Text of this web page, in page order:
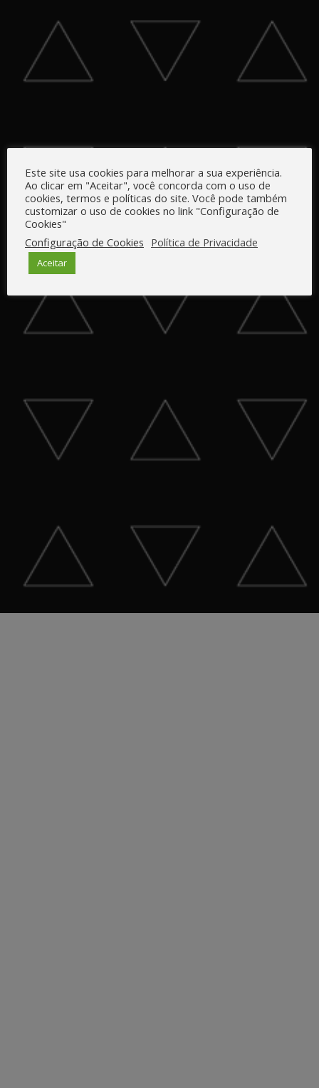
Este site usa cookies para melhorar a sua experiência.
Ao clicar em "Aceitar", você concorda com o uso de
cookies, termos e políticas do site. Você pode também
customizar o uso de cookies no link "Configuração de
Cookies"
Configuração de Cookies Política de Privacidade
Aceitar